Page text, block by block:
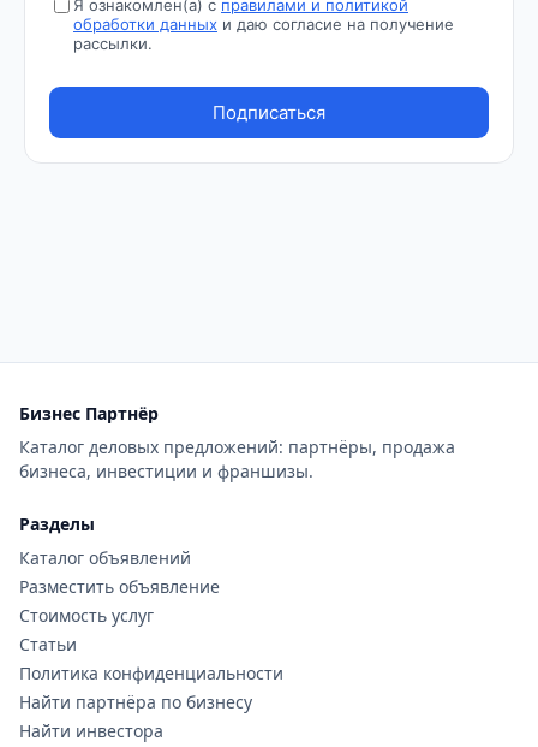
Бизнес Партнёр
Каталог деловых предложений: партнёры, продажа
бизнеса, инвестиции и франшизы.
Разделы
Каталог объявлений
Разместить объявление
Стоимость услуг
Статьи
Политика конфиденциальности
Найти партнёра по бизнесу
Найти инвестора